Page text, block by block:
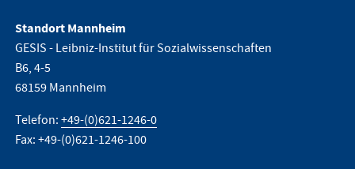
Standort Mannheim
GESIS - Leibniz-Institut für Sozialwissenschaften
B6, 4-5
68159 Mannheim
Telefon:+49-(0)621-1246-0
Fax: +49-(0)621-1246-100